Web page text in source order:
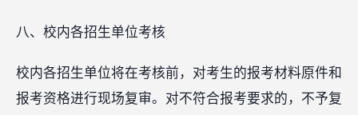
八、校内各招生单位考核
校内各招生单位将在考核前，对考生的报考材料原件和
报考资格进行现场复审。对不符合报考要求的，不予复